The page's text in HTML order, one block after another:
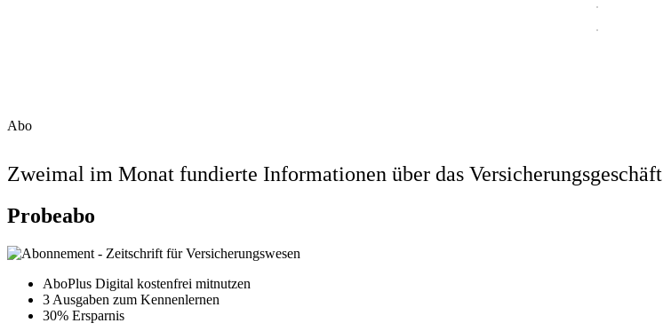
Abo
Zweimal im Monat fundierte Informationen über das Versicherungsgeschäft
Probeabo
AboPlus Digital kostenfrei mitnutzen
3 Ausgaben zum Kennenlernen
30% Ersparnis